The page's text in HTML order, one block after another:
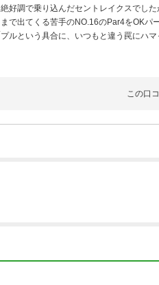
絶好調で乗り込んだセントレイクスでし
まで出てくる苦手のNO.16のPar4をOKパ
プルという具合に、いつもと違う罠にハ
この口